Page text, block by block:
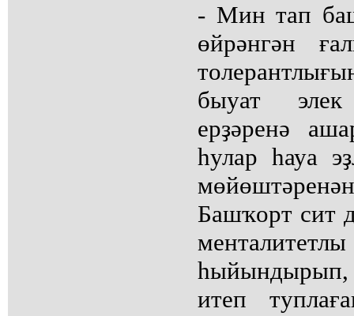
- Мин тап
өйрәнгән
быуат
ерҙәренә
һулар һауа
Башҡорт сит
итеп